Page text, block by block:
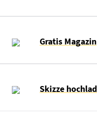
Gratis Magazin
Skizze